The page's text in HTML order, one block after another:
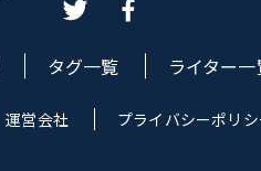
タグ一覧 ライター
運営会社 プライバシーポリ